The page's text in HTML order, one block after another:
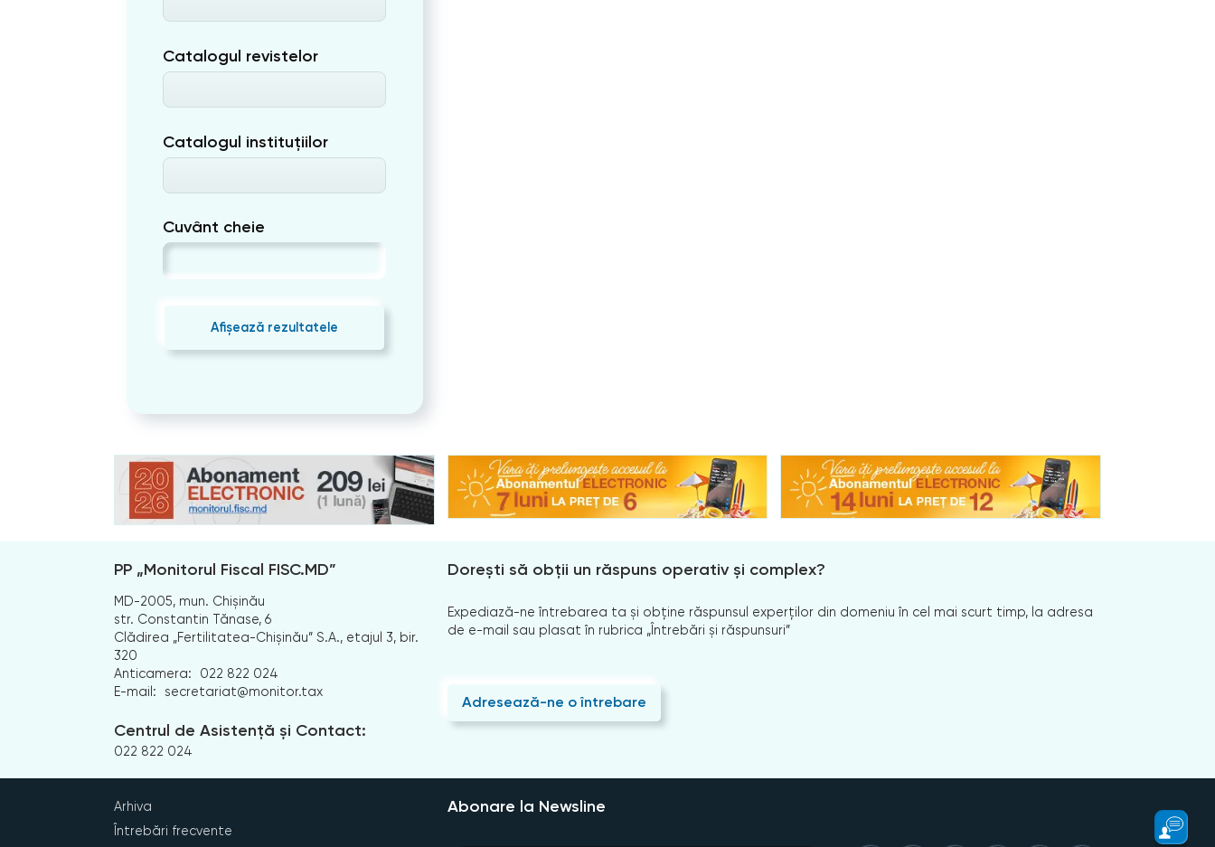
Catalogul revistelor
Catalogul instituțiilor
Cuvânt cheie
Afișează rezultatele
PP „Monitorul Fiscal FISC.MD”
MD-2005, mun. Chișinău
str. Constantin Tănase, 6
Clădirea „Fertilitatea-Chișinău” S.A., etajul 3, bir.
320
Anticamera:
022 822 024
E-mail:
secretariat@monitor.tax
Centrul de Asistență și Contact:
022 822 024
Dorești să obții un răspuns operativ și complex?
Expediază-ne întrebarea ta și obține răspunsul experților din domeniu în cel mai scurt timp, la adresa
de e-mail sau plasat în rubrica „Întrebări și răspunsuri”
Adresează-ne o întrebare
Arhiva
Întrebări frecvente
Abonare la Newsline